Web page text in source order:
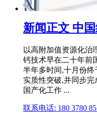
新闻正文 中国
以高附加值资源化治
钙技术早在二十年前
半年多时间,十月份
实质性突破,并同步
国产化工作 ...
联系电话: 180 3780